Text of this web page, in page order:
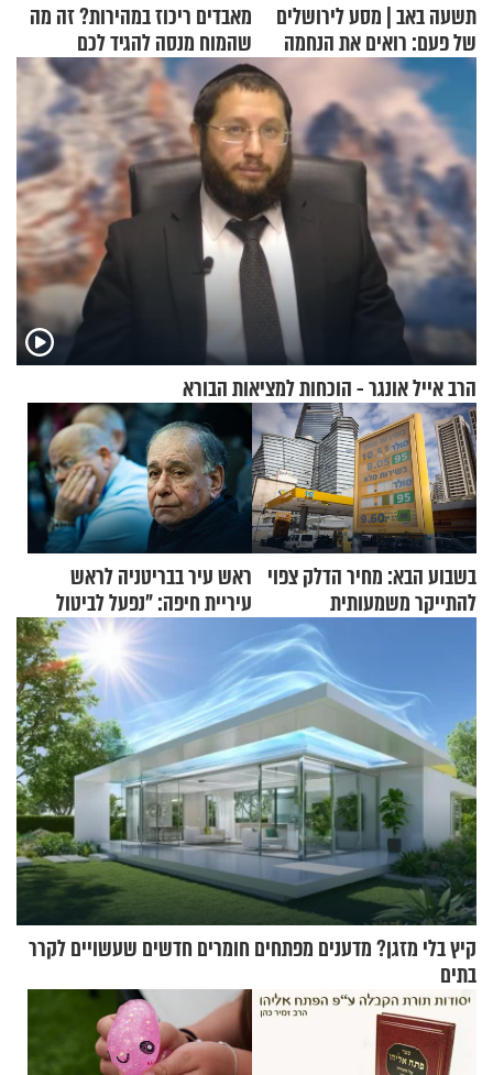
תשעה באב | מסע לירושלים
של פעם: רואים את הנחמה
מאבדים ריכוז במהירות? זה מה
שהמוח מנסה להגיד לכם
הרב אייל אונגר - הוכחות למציאות הבורא
בשבוע הבא: מחיר הדלק צפוי
להתייקר משמעותית
ראש עיר בבריטניה לראש
עיריית חיפה: ״נפעל לביטול
ברית הערים התאומות״
קיץ בלי מזגן? מדענים מפתחים חומרים חדשים שעשויים לקרר
בתים